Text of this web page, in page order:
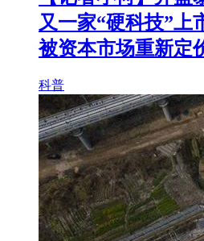
又一家“硬科技”上
被资本市场重新定
科普